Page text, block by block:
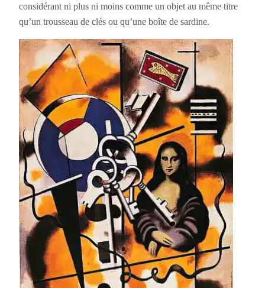
considérant ni plus ni moins comme un objet au même titre
qu’un trousseau de clés ou qu’une boîte de sardine.